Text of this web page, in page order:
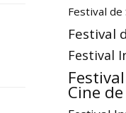
Festival de
Festival
Festival
Cine